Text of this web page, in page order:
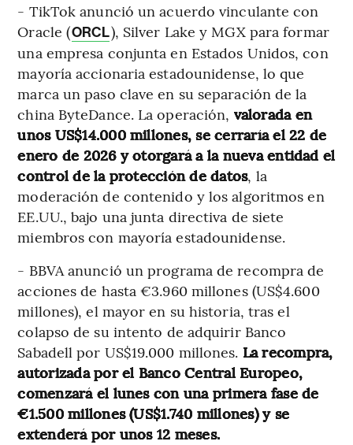
- TikTok anunció un acuerdo vinculante con
Oracle (ORCL), Silver Lake y MGX para formar
una empresa conjunta en Estados Unidos, con
mayoría accionaria estadounidense, lo que
marca un paso clave en su separación de la
china ByteDance. La operación, valorada en
unos US$14.000 millones, se cerraría el 22 de
enero de 2026 y otorgará a la nueva entidad el
control de la protección de datos, la
moderación de contenido y los algoritmos en
EE.UU., bajo una junta directiva de siete
miembros con mayoría estadounidense.
- BBVA anunció un programa de recompra de
acciones de hasta €3.960 millones (US$4.600
millones), el mayor en su historia, tras el
colapso de su intento de adquirir Banco
Sabadell por US$19.000 millones. La recompra,
autorizada por el Banco Central Europeo,
comenzará el lunes con una primera fase de
€1.500 millones (US$1.740 millones) y se
extenderá por unos 12 meses.